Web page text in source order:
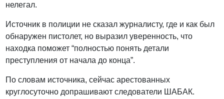
нелегал.
Источник в полиции не сказал журналисту, где и как был
обнаружен пистолет, но выразил уверенность, что
находка поможет “полностью понять детали
преступления от начала до конца”.
По словам источника, сейчас арестованных
круглосуточно допрашивают следователи ШАБАК.